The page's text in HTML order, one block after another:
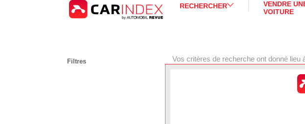
RECHERCHER
VENDRE
VOITURE
Filtres Vos critères de recherche ont donné lieu